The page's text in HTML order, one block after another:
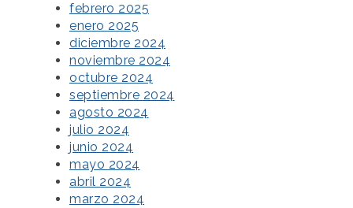
febrero 2025
enero 2025
diciembre 2024
noviembre 2024
octubre 2024
septiembre 2024
agosto 2024
julio 2024
junio 2024
mayo 2024
abril 2024
marzo 2024